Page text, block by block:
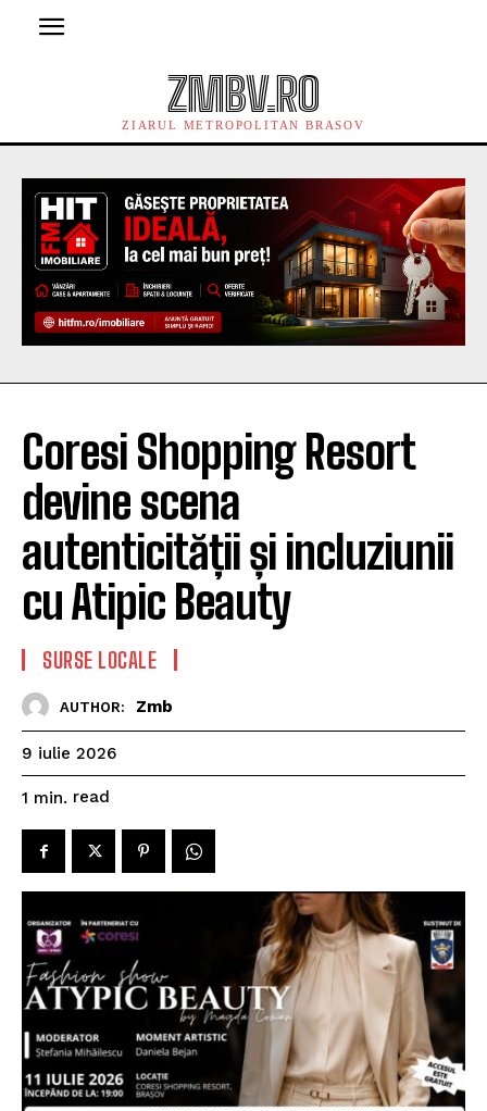
ZMBV.RO
ZIARUL METROPOLITAN BRASOV
Coresi Shopping Resort
devine scena
autenticității și incluziunii
cu Atipic Beauty
SURSE LOCALE
AUTHOR: Zmb
9 iulie 2026
1 min. read